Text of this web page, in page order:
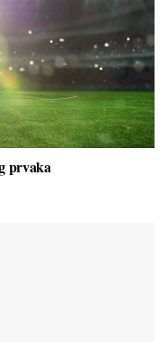
prvaka